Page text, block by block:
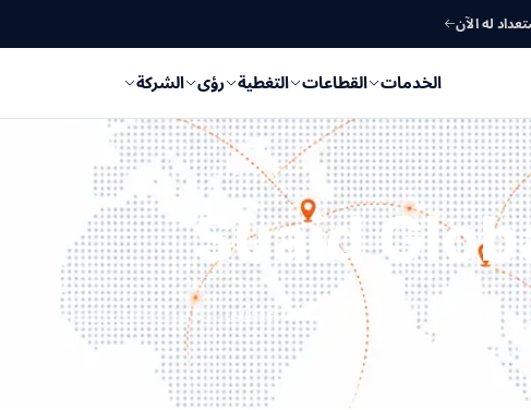
الخدمات القطاعات التغطية رؤى الشركة
اختيار خدمة الشحن الأنسب لشحنتك.